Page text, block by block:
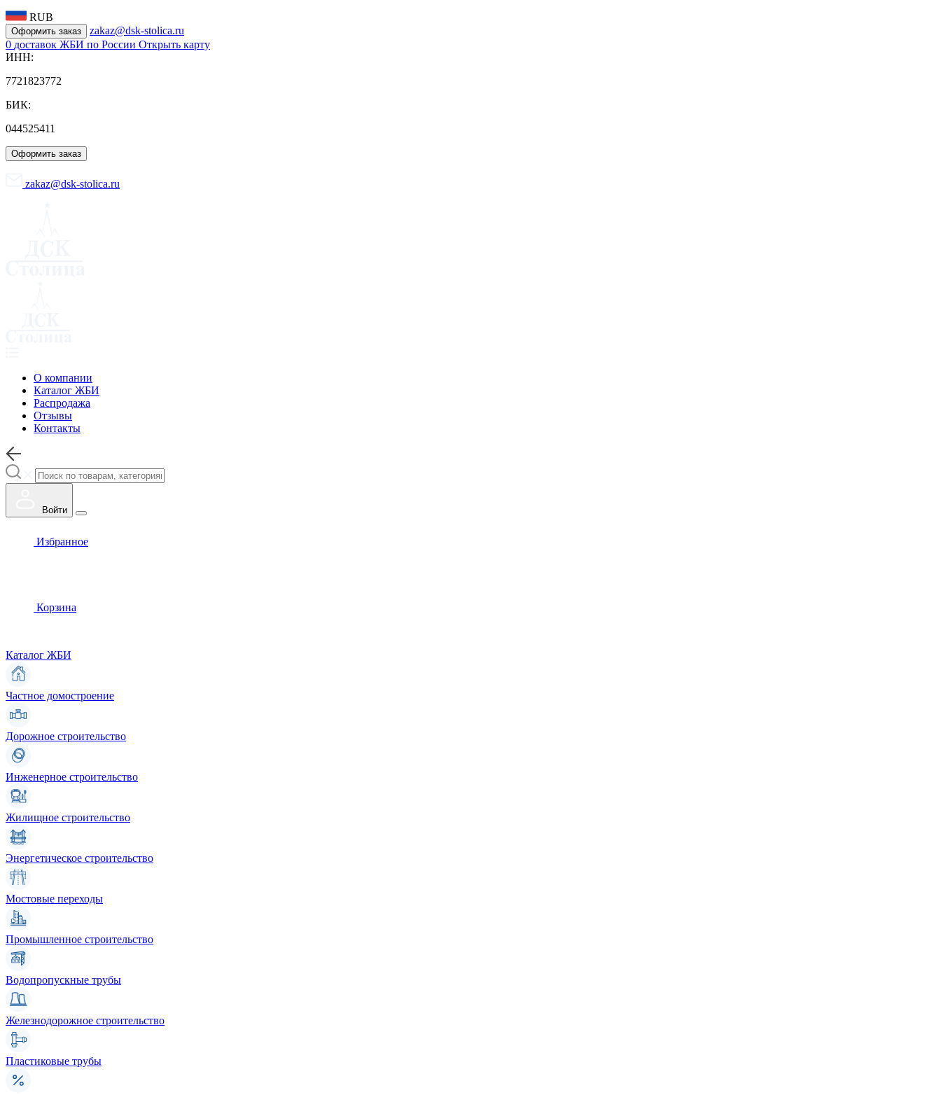
RUB
Оформить заказ
zakaz@dsk-stolica.ru
0 доставок ЖБИ по России Открыть карту
ИНН:
7721823772
БИК:
044525411
Оформить заказ
zakaz@dsk-stolica.ru
О компании
Каталог ЖБИ
Распродажа
Отзывы
Контакты
Войти
Избранное
Корзина
Каталог ЖБИ
Частное домостроение
Дорожное строительство
Инженерное строительство
Жилищное строительство
Энергетическое строительство
Мостовые переходы
Промышленное строительство
Водопропускные трубы
Железнодорожное строительство
Пластиковые трубы